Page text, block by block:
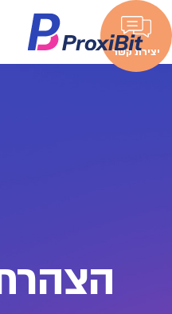
יצירת קשר